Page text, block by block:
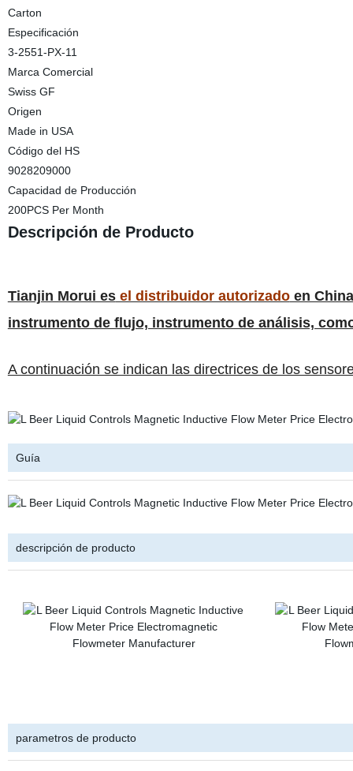
Carton
Especificación
3-2551-PX-11
Marca Comercial
Swiss GF
Origen
Made in USA
Código del HS
9028209000
Capacidad de Producción
200PCS Per Month
Descripción de Producto
Tianjin Morui esel distribuidor autorizadoen
instrumento de flujo, instrumento de análisis,
A continuación se indican las directrices de los
Guía
descripción de producto
parametros de producto